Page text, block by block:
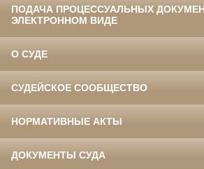
ПОДАЧА ПРОЦЕССУАЛЬНЫХ
ЭЛЕКТРОННОМ ВИДЕ
О СУДЕ
СУДЕЙСКОЕ СООБЩЕСТВО
НОРМАТИВНЫЕ АКТЫ
ДОКУМЕНТЫ СУДА